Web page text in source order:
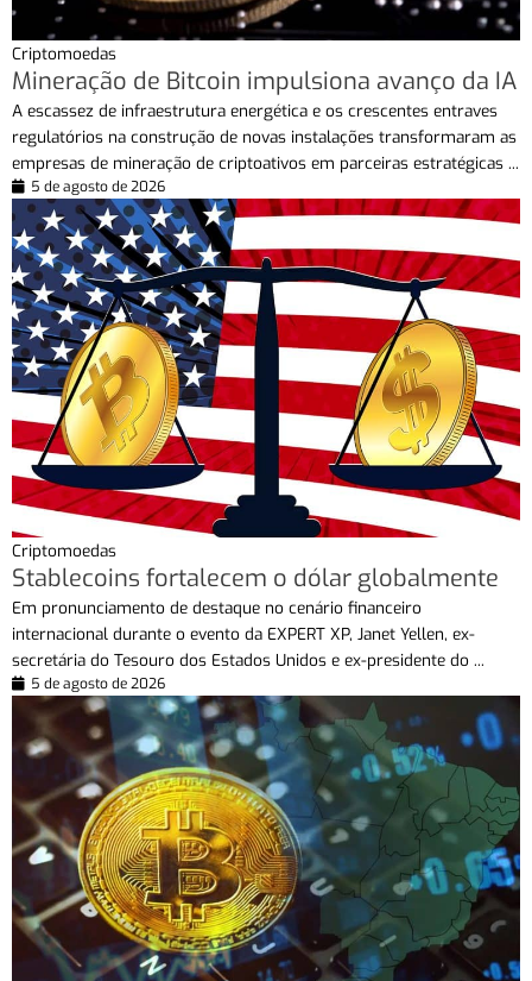
Criptomoedas
Mineração de Bitcoin impulsiona avanço da IA
A escassez de infraestrutura energética e os crescentes entraves
regulatórios na construção de novas instalações transformaram as
empresas de mineração de criptoativos em parceiras estratégicas ...
5 de agosto de 2026
Criptomoedas
Stablecoins fortalecem o dólar globalmente
Em pronunciamento de destaque no cenário financeiro
internacional durante o evento da EXPERT XP, Janet Yellen, ex-
secretária do Tesouro dos Estados Unidos e ex-presidente do ...
5 de agosto de 2026